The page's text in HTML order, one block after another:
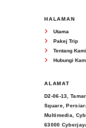
HALAMAN
Utama
Pakej Trip
Tentang Kami
Hubungi
ALAMAT
D2-06-13,
Square,
Multimedia,
63000